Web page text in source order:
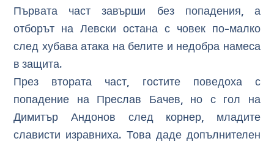
Първата част завърши без попадения, а
отборът на Левски остана с човек по-малко
след хубава атака на белите и недобра намеса
в защита.
През втората част, гостите поведоха с
попадение на Преслав Бачев, но с гол на
Димитър Андонов след корнер, младите
слависти изравниха. Това даде допълнителен